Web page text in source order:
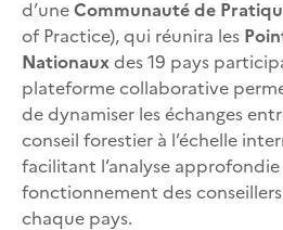
d’uneCommunauté de
of Practice), qui réunira les
Nationauxdes 19 pays
plateforme collaborative
de dynamiser les échanges
conseil forestier à l’échelle
facilitant l’analyse approfondie
fonctionnement des
chaque pays.